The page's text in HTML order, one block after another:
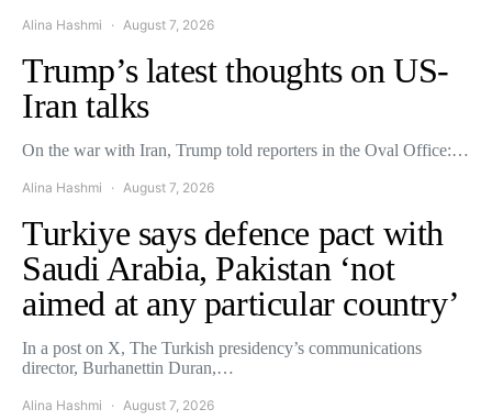
Alina Hashmi August 7, 2026
Trump’s latest thoughts on US-
Iran talks
On the war with Iran, Trump told reporters in the Oval Office:…
Alina Hashmi August 7, 2026
Turkiye says defence pact with
Saudi Arabia, Pakistan ‘not
aimed at any particular country’
In a post on X, The Turkish presidency’s communications
director, Burhanettin Duran,…
Alina Hashmi August 7, 2026